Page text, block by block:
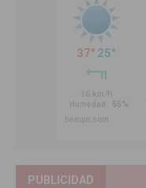
PUBLICIDAD